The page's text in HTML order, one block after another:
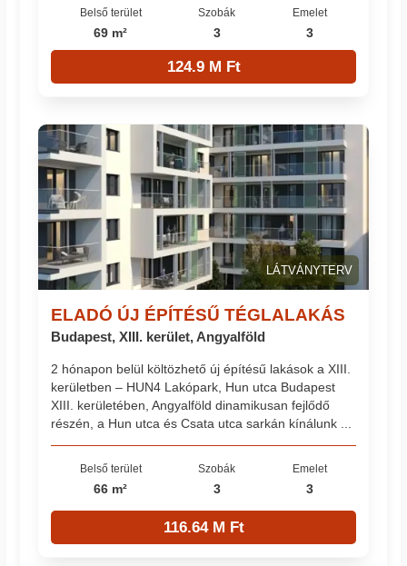
Belső terület
69 m²
Szobák
3
Emelet
3
124.9 M Ft
LÁTVÁNYTERV
ELADÓ ÚJ ÉPÍTÉSŰ TÉGLALAKÁS
Budapest, XIII. kerület, Angyalföld
2 hónapon belül költözhető új építésű lakások a XIII.
kerületben – HUN4 Lakópark, Hun utca Budapest
XIII. kerületében, Angyalföld dinamikusan fejlődő
részén, a Hun utca és Csata utca sarkán kínálunk ...
Belső terület
66 m²
Szobák
3
Emelet
3
116.64 M Ft